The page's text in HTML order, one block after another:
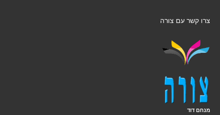
צרו קשר עם צורה
מנחם דוד